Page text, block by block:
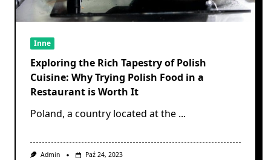
Inne
Exploring the Rich Tapestry of Polish
Cuisine: Why Trying Polish Food in a
Restaurant is Worth It
Poland, a country located at the ...
Admin Paź 24, 2023